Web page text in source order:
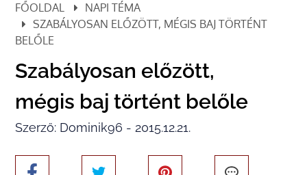
FŐOLDAL
NAPI TÉMA
SZABÁLYOSAN ELŐZÖTT, MÉGIS BAJ TÖRTÉNT
BELŐLE
Szabályosan előzött,
mégis baj történt belőle
Szerző: Dominik96 - 2015.12.21.